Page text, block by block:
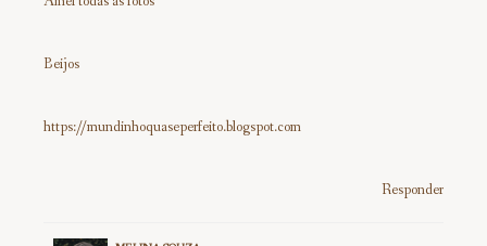
Beijos
https://mundinhoquaseperfeito.blogspot.com
Responder